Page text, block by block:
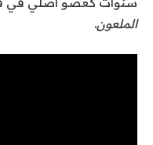
الملعون.